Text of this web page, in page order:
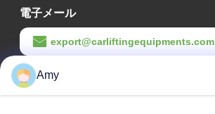
電子メール
export@carliftingequipments.com
作業時間
09:00-18:00
Amy